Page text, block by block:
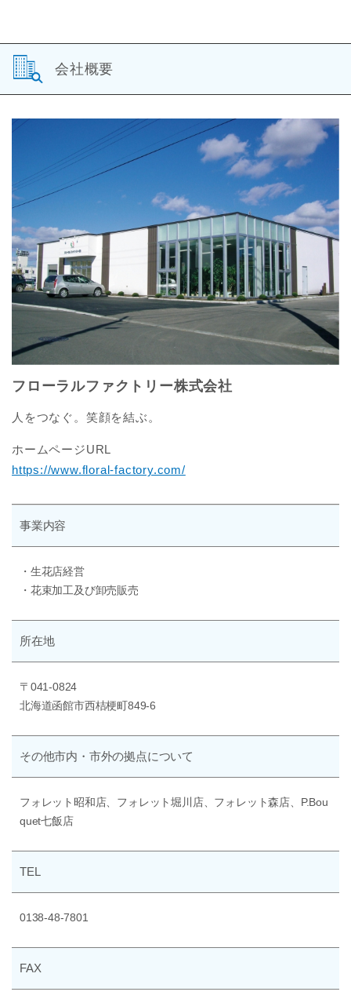
会社概要
フローラルファクトリー株式会社
人をつなぐ。笑顔を結ぶ。
ホームページURL
https://www.floral-factory.com/
事業内容
・生花店経営
・花束加工及び卸売販売
所在地
〒041-0824
北海道函館市西桔梗町849-6
その他市内・市外の拠点について
フォレット昭和店、フォレット堀川店、フォレット森店、P.Bou
quet七飯店
TEL
0138-48-7801
FAX